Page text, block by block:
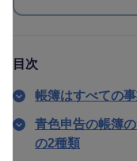
目次
帳簿はすべての
青色申告の帳簿
の2種類